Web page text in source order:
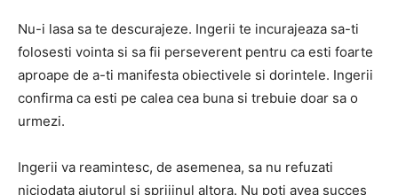
Nu-i lasa sa te descurajeze. Ingerii te incurajeaza sa-ti
folosesti vointa si sa fii perseverent pentru ca esti foarte
aproape de a-ti manifesta obiectivele si dorintele. Ingerii
confirma ca esti pe calea cea buna si trebuie doar sa o
urmezi.
Ingerii va reamintesc, de asemenea, sa nu refuzati
niciodata ajutorul si sprijinul altora. Nu poti avea succes